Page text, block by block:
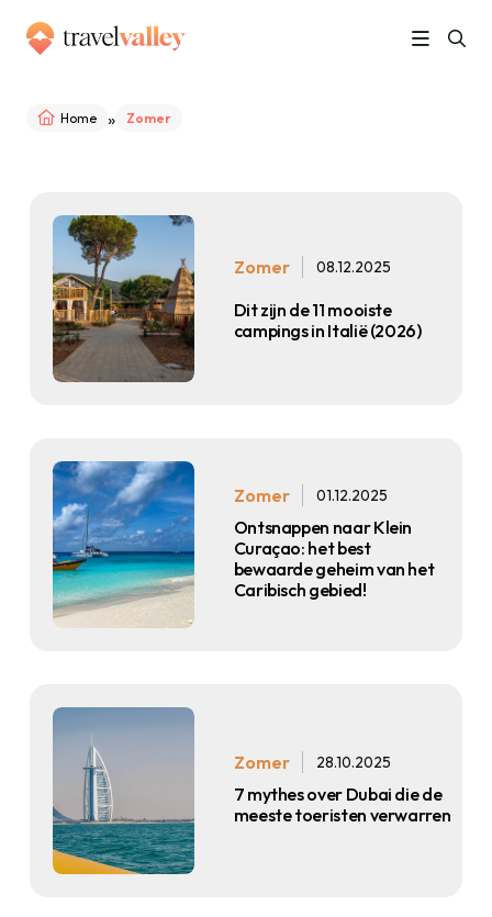
Home » Zomer
Dit zijn de 11 mooiste
campings in Italië (2026)
Zomer 08.12.2025
Zomer 01.12.2025
Ontsnappen naar Klein
Curaçao: het best
bewaarde geheim van het
Caribisch gebied!
Zomer 28.10.2025
7 mythes over Dubai die de
meeste toeristen verwarren